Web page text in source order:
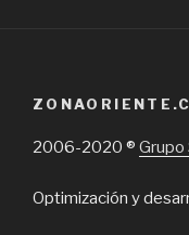
para
2006-2020 ® Grupo
Optimización y